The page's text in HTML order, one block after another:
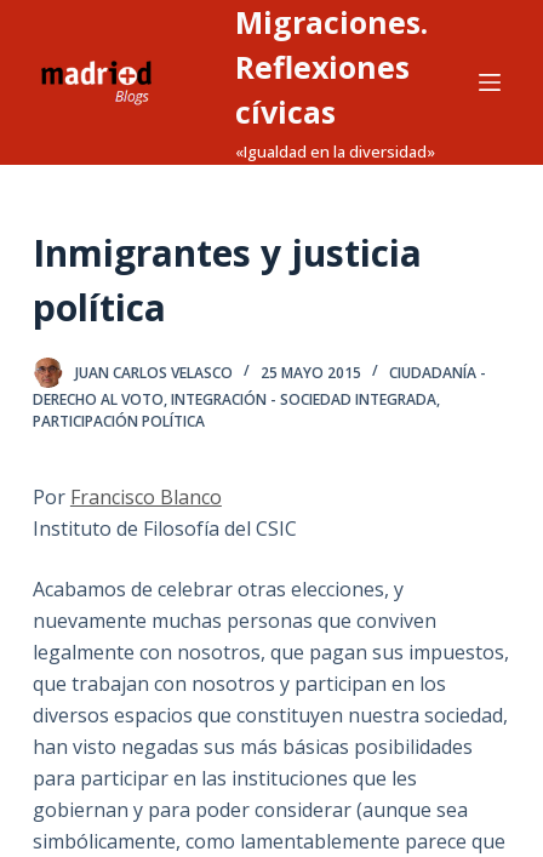
e
d
o
Migraciones.
Reflexiones
cívicas
«Igualdad en la diversidad»
Inmigrantes y justicia
política
JUAN CARLOS VELASCO 25 MAYO 2015
CIUDADANÍA -
DERECHO AL VOTO,INTEGRACIÓN - SOCIEDAD INTEGRADA,
PARTICIPACIÓN POLÍTICA
Por Francisco Blanco
Instituto de Filosofía del CSIC
Acabamos de celebrar otras elecciones, y
nuevamente muchas personas que conviven
legalmente con nosotros, que pagan sus impuestos,
que trabajan con nosotros y participan en los
diversos espacios que constituyen nuestra sociedad,
han visto negadas sus más básicas posibilidades
para participar en las instituciones que les
gobiernan y para poder considerar (aunque sea
simbólicamente, como lamentablemente parece que